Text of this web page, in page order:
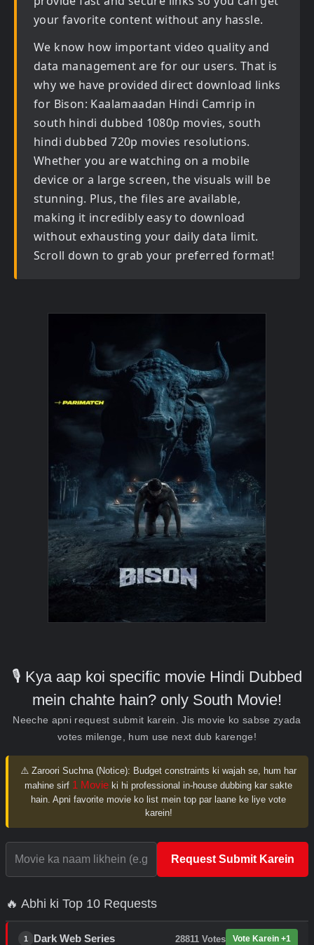
your favorite content without any hassle.
We know how important video quality and
data management are for our users. That is
why we have provided direct download links
for Bison: Kaalamaadan Hindi Camrip in
south hindi dubbed 1080p movies, south
hindi dubbed 720p movies resolutions.
Whether you are watching on a mobile
device or a large screen, the visuals will be
stunning. Plus, the files are available,
making it incredibly easy to download
without exhausting your daily data limit.
Scroll down to grab your preferred format!
🎙️ Kya aap koi specific movie Hindi Dubbed
mein chahte hain? only South Movie!
Neeche apni request submit karein. Jis movie ko sabse zyada
votes milenge, hum use next dub karenge!
⚠️ Zaroori Suchna (Notice): Budget constraints ki wajah se, hum har
mahine sirf 1 Movie ki hi professional in-house dubbing kar sakte
hain. Apni favorite movie ko list mein top par laane ke liye vote
karein!
Request Submit Karein
🔥 Abhi ki Top 10 Requests
1 Dark Web Series 28811 Votes Vote Karein +1